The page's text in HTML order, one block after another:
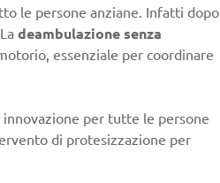
le persone anziane. Infatti dopo
deambulazione senza
essenziale per coordinare
innovazione per tutte le persone
di protesizzazione per